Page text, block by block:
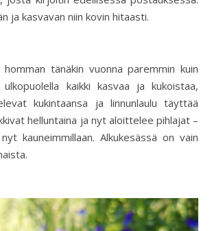
ja kasvavan niin kovin hitaasti.
tänäkin vuonna paremmin kuin
ulkopuolella kaikki kasvaa ja kukoistaa,
kukintaansa ja linnunlaulu täyttää
helluntaina ja nyt aloittelee pihlajat –
kauneimmillaan. Alkukesässä on vain